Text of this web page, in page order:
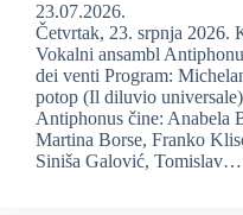
23.07.2026.
Četvrtak, 23. srpnja 2026.
Vokalni ansambl
dei venti Program:
potop (Il diluvio
Antiphonus čine: Anabela
Martina Borse, Franko
Siniša Galović, Tomislav…